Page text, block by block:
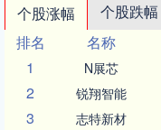
个股涨幅 个股跌幅
排名
名称
1
N展芯
2 锐翔智能
3 志特新材